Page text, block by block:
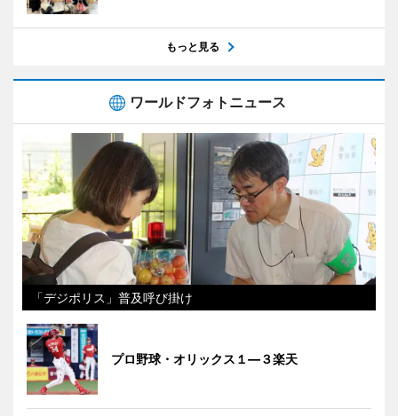
もっと見る
ワールドフォトニュース
「デジポリス」普及呼び掛け
プロ野球・オリックス１―３楽天